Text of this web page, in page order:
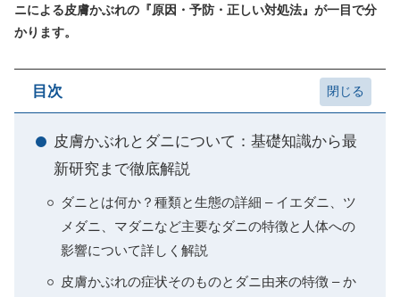
ニによる皮膚かぶれの『原因・予防・正しい対処法』が一目で分
かります。
目次
皮膚かぶれとダニについて：基礎知識から最
新研究まで徹底解説
ダニとは何か？種類と生態の詳細 – イエダニ、ツ
メダニ、マダニなど主要なダニの特徴と人体への
影響について詳しく解説
皮膚かぶれの症状そのものとダニ由来の特徴 – か